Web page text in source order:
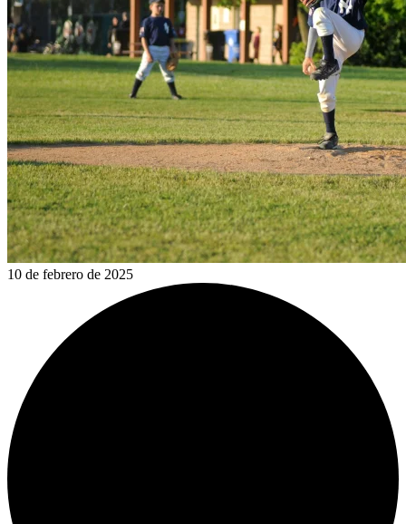
10 de febrero de 2025